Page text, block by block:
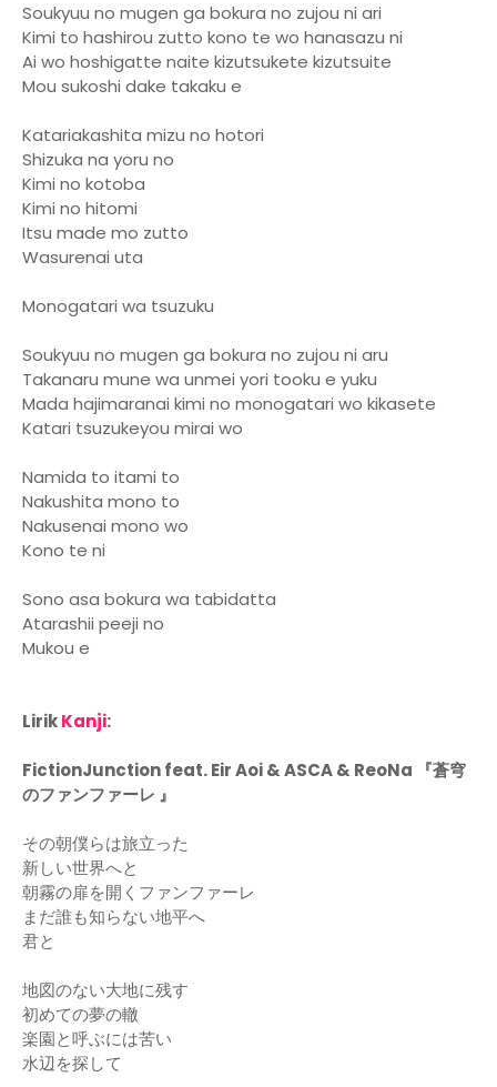
Soukyuu no mugen ga bokura no zujou ni ari
Kimi to hashirou zutto kono te wo hanasazu ni
Ai wo hoshigatte naite kizutsukete kizutsuite
Mou sukoshi dake takaku e
Katariakashita mizu no hotori
Shizuka na yoru no
Kimi no kotoba
Kimi no hitomi
Itsu made mo zutto
Wasurenai uta
Monogatari wa tsuzuku
Soukyuu no mugen ga bokura no zujou ni aru
Takanaru mune wa unmei yori tooku e yuku
Mada hajimaranai kimi no monogatari wo kikasete
Katari tsuzukeyou mirai wo
Namida to itami to
Nakushita mono to
Nakusenai mono wo
Kono te ni
Sono asa bokura wa tabidatta
Atarashii peeji no
Mukou e
LirikKanji:
FictionJunction feat. Eir Aoi & ASCA & ReoNa 『蒼穹
のファンファーレ 』
その朝僕らは旅立った
新しい世界へと
朝霧の扉を開くファンファーレ
まだ誰も知らない地平へ
君と
地図のない大地に残す
初めての夢の轍
楽園と呼ぶには苦い
水辺を探して